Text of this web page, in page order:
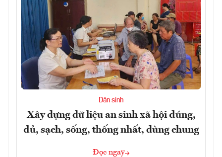
Dân sinh
Xây dựng dữ liệu an sinh xã hội đúng,
đủ, sạch, sống, thống nhất, dùng chung
Đọc ngay